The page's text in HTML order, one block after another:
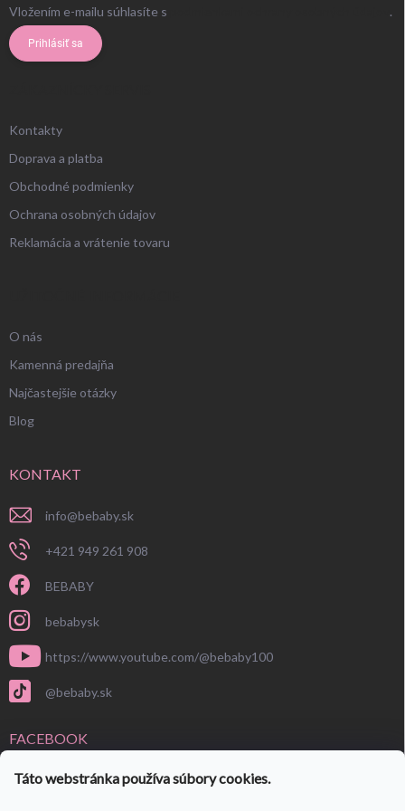
Táto webstránka používa súbory cookies.
Vložením e-mailu súhlasíte s .
Prihlásiť sa
Kontakty
Doprava a platba
Obchodné podmienky
Ochrana osobných údajov
Reklamácia a vrátenie tovaru
O nás
Kamenná predajňa
Najčastejšie otázky
Blog
KONTAKT
info@bebaby.sk
+421 949 261 908
BEBABY
bebabysk
https://www.youtube.com/@bebaby100
@bebaby.sk
FACEBOOK